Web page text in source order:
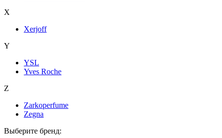
X
Xerjoff
Y
YSL
Yves Roche
Z
Zarkoperfume
Zegna
Выберите бренд: